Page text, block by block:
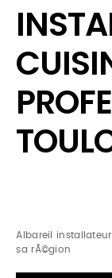
Albareil
sa rÃ©gion